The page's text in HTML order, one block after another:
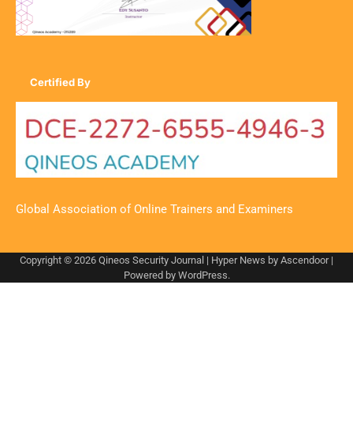
Certified By
Global Association of Online Trainers and Examiners
Copyright © 2026 Qineos Security Journal | Hyper News by Ascendoor|
Powered by WordPress.